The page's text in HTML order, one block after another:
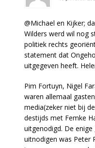
@Michael en Kijker;
Wilders werd wil nog
politiek rechts
statement dat
uitgegeven heeft.
Pim Fortuyn, Nigel
waren allemaal
media(zeker niet bij
destijds met Femke
uitgenodigd. De
uitnodigen was Peter